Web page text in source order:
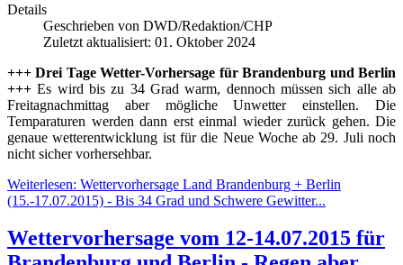
Details
Geschrieben von DWD/Redaktion/CHP
Zuletzt aktualisiert: 01. Oktober 2024
+++ Drei Tage Wetter-Vorhersage für Brandenburg und Berlin
+++ Es wird bis zu 34 Grad warm, dennoch müssen sich alle ab
Freitagnachmittag aber mögliche Unwetter einstellen. Die
Temparaturen werden dann erst einmal wieder zurück gehen. Die
genaue wetterentwicklung ist für die Neue Woche ab 29. Juli noch
nicht sicher vorhersehbar.
Weiterlesen: Wettervorhersage Land Brandenburg + Berlin
(15.-17.07.2015) - Bis 34 Grad und Schwere Gewitter...
Wettervorhersage vom 12-14.07.2015 für